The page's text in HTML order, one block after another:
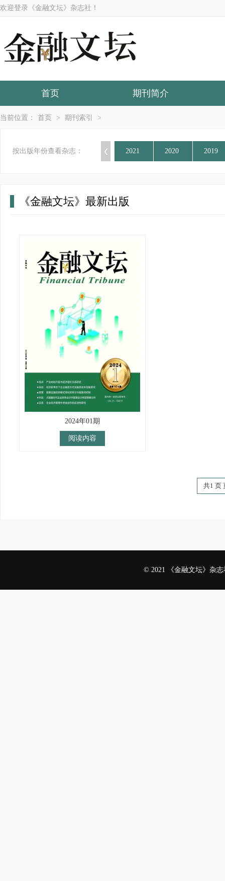
欢迎登录《金融文坛》杂志社！
首页 期刊简介
当前位置： 首页 > 期刊索引 >
按出版年份查看杂志： 2021 2020 2019
《金融文坛》最新出版
2024年01期
阅读内容
共1 页
© 2021 《金融文坛》杂